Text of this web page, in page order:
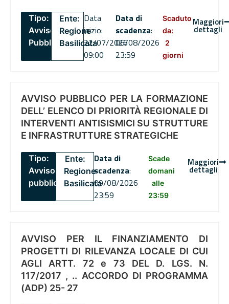
Tipo:
Avviso
Pubblico
Ente:
Regione
Basilicata
Data
inizio:
22/07/2026
09:00
Data di
scadenza:
06/08/2026
23:59
Scaduto
da:
2
giorni
Maggiori
dettagli
AVVISO PUBBLICO PER LA FORMAZIONE
DELL’ ELENCO DI PRIORITÀ REGIONALE DI
INTERVENTI ANTISISMICI SU STRUTTURE
E INFRASTRUTTURE STRATEGICHE
Tipo:
Avviso
pubblico
Ente:
Regione
Basilicata
Data di
scadenza:
09/08/2026
23:59
Scade
domani
alle
23:59
Maggiori
dettagli
AVVISO PER IL FINANZIAMENTO DI
PROGETTI DI RILEVANZA LOCALE DI CUI
AGLI ARTT. 72 e 73 DEL D. LGS. N.
117/2017 , .. ACCORDO DI PROGRAMMA
(ADP) 25- 27